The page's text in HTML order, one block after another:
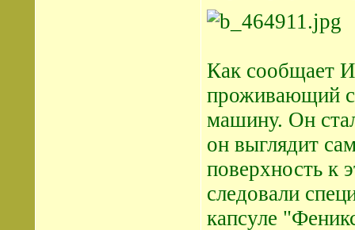
Как сообщает
проживающий
машину. Он
он выглядит
поверхность к
следовали
капсуле